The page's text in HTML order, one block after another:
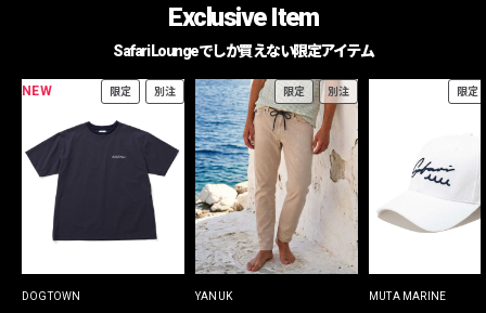
Exclusive Item
Safari Loungeでしか買えない限定アイテム
NEW 限定 別注
DOGTOWN
限定 別注
YANUK
限定
MUTA MARINE